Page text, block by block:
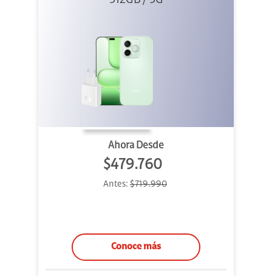
Ahora Desde
$479.760
Antes: $719.990
Conoce más